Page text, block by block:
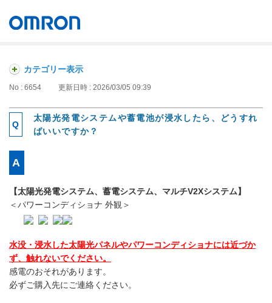
カテゴリー表示
No : 6654 更新日時 : 2026/03/05 09:39
太陽光発電システムや蓄電池が浸水したら、どうすれ
ばいいですか？
【太陽光発電システム、蓄電システム、マルチV2Xシステム】
＜パワーコンディショナ 外観＞
水没・浸水した太陽光パネルやパワーコンディショナには近づか
ず、触れないでください。
感電のおそれがあります。
必ずご購入先にご連絡ください。